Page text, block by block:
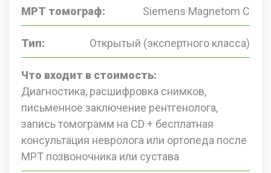
МРТ томограф: Siemens Magnetom C
Тип: Открытый (экспертного класса)
Что входит в стоимость:
Диагностика, расшифровка снимков,
письменное заключение рентгенолога,
запись томограмм на CD + бесплатная
консультация невролога или ортопеда после
МРТ позвоночника или сустава